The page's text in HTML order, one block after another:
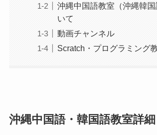
沖縄中国語教室（沖縄韓
いて
動画チャンネル
Scratch・プログラミング
沖縄中国語・韓国語教室詳細